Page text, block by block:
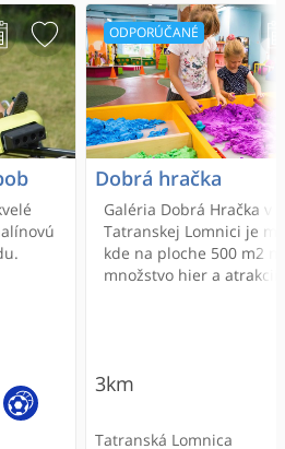
Dobrá hračka
Galéria Dobrá Hračka v
Tatranskej Lomnici je
kde na ploche 500 m2
množstvo hier a atrakcií
3km
ODPORÚČANÉ
Tatranská Lomnica